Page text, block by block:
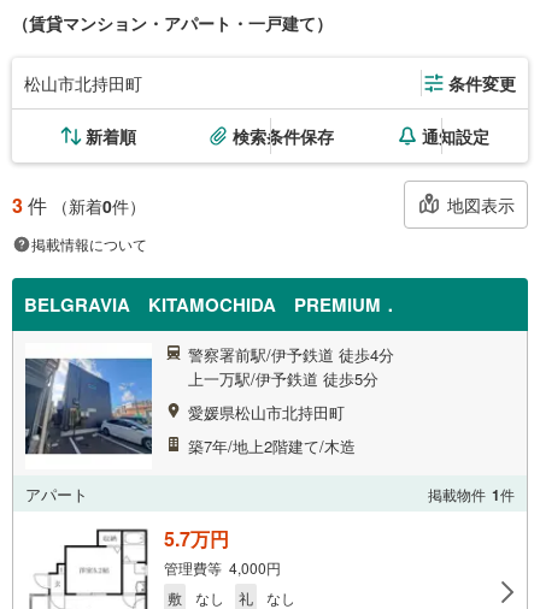
（賃貸マンション・アパート・一戸建て）
松山市北持田町 条件変更
新着順 検索条件保存 通知設定
3件 （新着0件） 地図表示
掲載情報について
BELGRAVIA KITAMOCHIDA PREMIUM．
警察署前駅/伊予鉄道 徒歩4分
上一万駅/伊予鉄道 徒歩5分
愛媛県松山市北持田町
築7年/地上2階建て/木造
アパート 掲載物件 1件
5.7万円
管理費等 4,000円
敷
なし 礼 なし